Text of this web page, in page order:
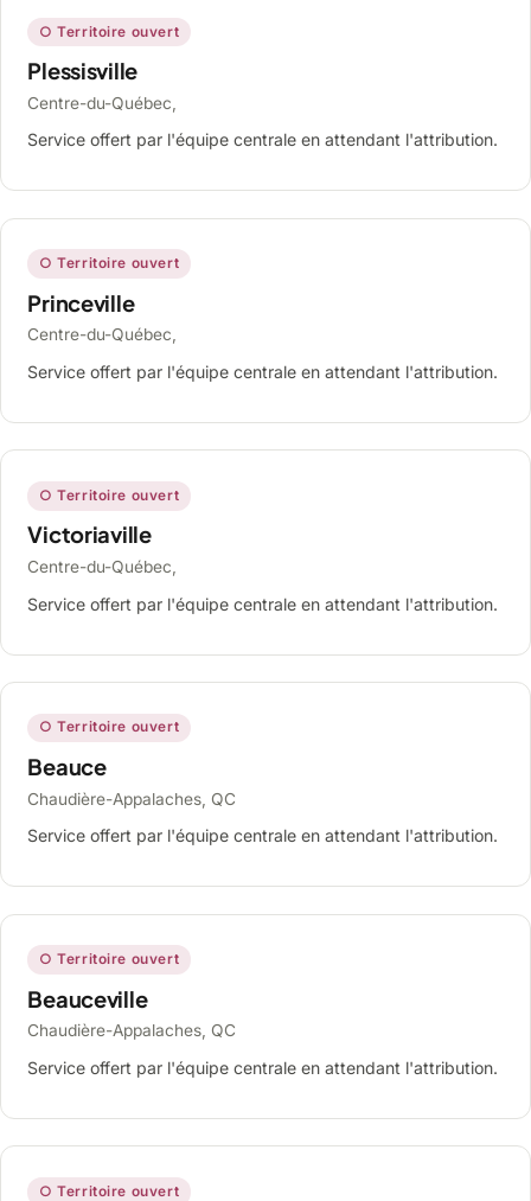
○ Territoire ouvert
Plessisville
Centre-du-Québec,
Service offert par l'équipe centrale en attendant l'attribution.
○ Territoire ouvert
Princeville
Centre-du-Québec,
Service offert par l'équipe centrale en attendant l'attribution.
○ Territoire ouvert
Victoriaville
Centre-du-Québec,
Service offert par l'équipe centrale en attendant l'attribution.
○ Territoire ouvert
Beauce
Chaudière-Appalaches, QC
Service offert par l'équipe centrale en attendant l'attribution.
○ Territoire ouvert
Beauceville
Chaudière-Appalaches, QC
Service offert par l'équipe centrale en attendant l'attribution.
○ Territoire ouvert